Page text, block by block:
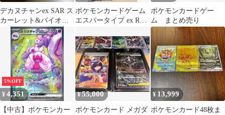
151
デカヌチャンex SAR ス
カーレット&バイオレ
ット 拡張パック クレイ
バース…
ポケモンカードゲーム
エスパータイプ ex RR
他
ポケモンカードゲー
ム まとめ売り
5%OFF
¥4,351
【中古】ポケモンカー
¥55,000
ポケモンカード メガダ
¥ 13,999
ポケモンカード48枚ま